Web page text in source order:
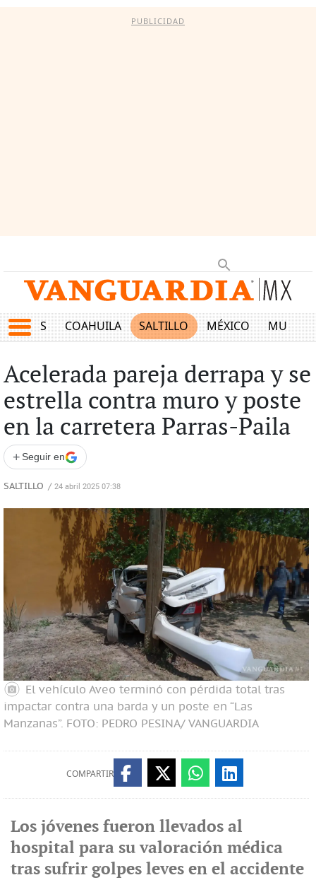
PUBLICIDAD
JUEGOS COAHUILA SALTILLO MÉXICO MUNDO
Acelerada pareja derrapa y se
estrella contra muro y poste
en la carretera Parras-Paila
+ Seguir en
SALTILLO / 24 abril 2025 07:38
El vehículo Aveo terminó con pérdida total tras
impactar contra una barda y un poste en “Las
Manzanas”. FOTO: PEDRO PESINA/ VANGUARDIA
COMPARTIR
Los jóvenes fueron llevados al
hospital para su valoración médica
tras sufrir golpes leves en el accidente